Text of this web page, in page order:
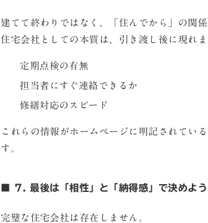
建てて終わりではなく、「住んでから」の関係
住宅会社としての本質は、引き渡し後に現れま
定期点検の有無
担当者にすぐ連絡できるか
修繕対応のスピード
これらの情報がホームページに明記されてい
す。
■ 7. 最後は「相性」と「納得感」で決めよう
完璧な住宅会社は存在しません。